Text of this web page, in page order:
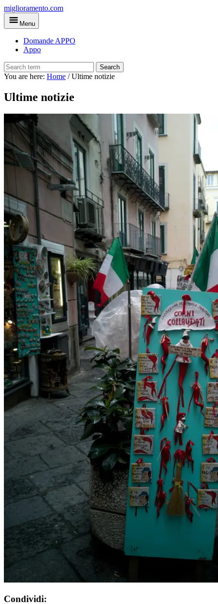
Skip
to
main
miglioramento.com
Menu
Domande APPO
Appo
Search
You are here: Home /Ultime notizie
Ultime notizie
Condividi: